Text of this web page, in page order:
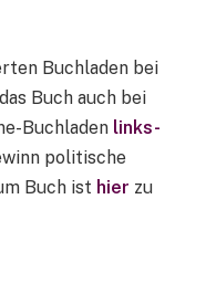
Buchladen bei
Buch auch bei
Buchladen links-
politische
Buch ist hier zu